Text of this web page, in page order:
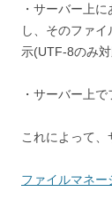
・サーバー上
し、そのファ
示(UTF-8のみ対
・サーバー上
これによって
ファイルマネー